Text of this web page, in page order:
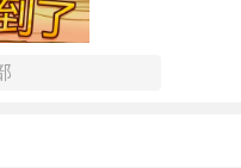
，色彩鲜艳，角色可